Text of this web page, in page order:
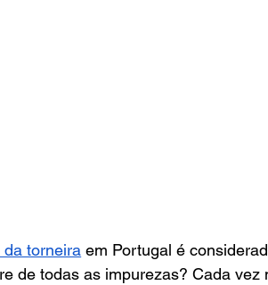
da torneira em Portugal é
de todas as impurezas? Cada